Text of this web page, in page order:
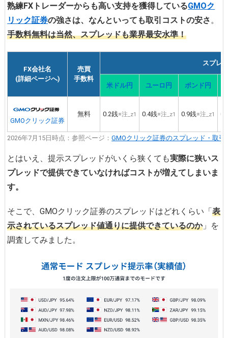
熟練FXトレーダーからも高い支持を獲得しているGMOク
リック証券の強さは、なんといっても取引コストの安さ。
手数料無料は当然、スプレッドも業界最安水準！
FX会社名
(詳細ページへ)
売買
手数料
スプレ
米ドル円 ユーロ円 ポンド円
GMOクリック証券
無料 0.2銭※注_z1 0.4銭※注_z1 0.9銭※注_z1
2026年7月15日時点：参照ページ：GMOクリック証券のスプレッド・取引
とはいえ、提示スプレッドがいくら狭くても実際に狭いス
プレッドで提供できていなければコストが増えてしまいま
す。
そこで、GMOクリック証券のスプレッドはどれくらい「表
示されているスプレッド値通りに提供できているのか」を
調査してみました。